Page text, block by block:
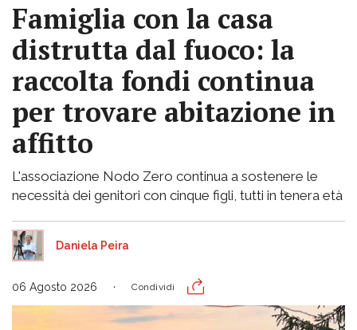
Famiglia con la casa
distrutta dal fuoco: la
raccolta fondi continua
per trovare abitazione in
affitto
L'associazione Nodo Zero continua a sostenere le
necessità dei genitori con cinque figli, tutti in tenera età
Daniela Peira
06 Agosto 2026 Condividi